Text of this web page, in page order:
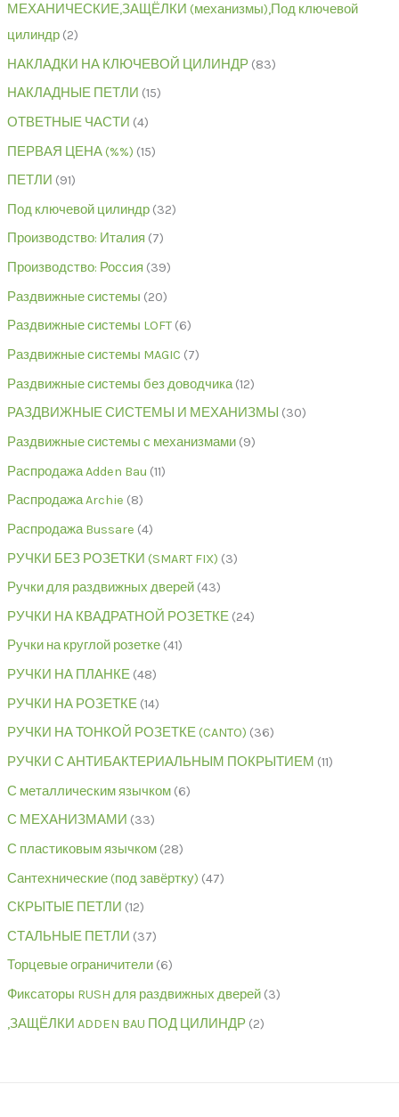
МЕХАНИЧЕСКИЕ,ЗАЩЁЛКИ (механизмы),Под ключевой
цилиндр 2
НАКЛАДКИ НА КЛЮЧЕВОЙ ЦИЛИНДР 83
НАКЛАДНЫЕ ПЕТЛИ 15
ОТВЕТНЫЕ ЧАСТИ 4
ПЕРВАЯ ЦЕНА (%%) 15
ПЕТЛИ 91
Под ключевой цилиндр 32
Производство: Италия 7
Производство: Россия 39
Раздвижные системы 20
Раздвижные системы LOFT 6
Раздвижные системы MAGIC 7
Раздвижные системы без доводчика 12
РАЗДВИЖНЫЕ СИСТЕМЫ И МЕХАНИЗМЫ
30
Раздвижные системы с механизмами 9
Распродажа Adden Bau 11
Распродажа Archie 8
Распродажа Bussare 4
РУЧКИ БЕЗ РОЗЕТКИ (SMART FIX) 3
Ручки для раздвижных дверей 43
РУЧКИ НА КВАДРАТНОЙ РОЗЕТКЕ 24
Ручки на круглой розетке 41
РУЧКИ НА ПЛАНКЕ 48
РУЧКИ НА РОЗЕТКЕ 14
РУЧКИ НА ТОНКОЙ РОЗЕТКЕ (CANTO) 36
РУЧКИ С АНТИБАКТЕРИАЛЬНЫМ ПОКРЫТИЕМ
11
С металлическим язычком 6
С МЕХАНИЗМАМИ 33
С пластиковым язычком 28
Сантехнические (под завёртку) 47
СКРЫТЫЕ ПЕТЛИ 12
СТАЛЬНЫЕ ПЕТЛИ 37
Торцевые ограничители 6
Фиксаторы RUSH для раздвижных дверей 3
,ЗАЩЁЛКИ ADDEN BAU ПОД ЦИЛИНДР 2